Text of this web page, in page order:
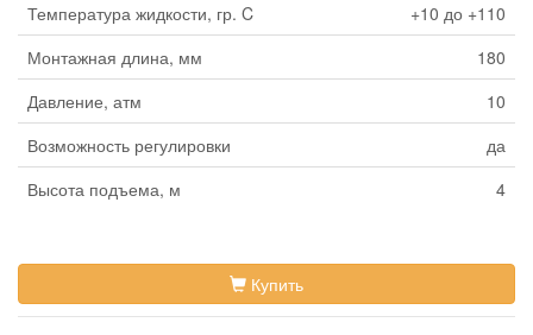
Температура жидкости, гр. C
+10 до +110
Монтажная длина, мм
180
Давление, атм
10
Возможность регулировки
да
Высота подъема, м
4
Купить